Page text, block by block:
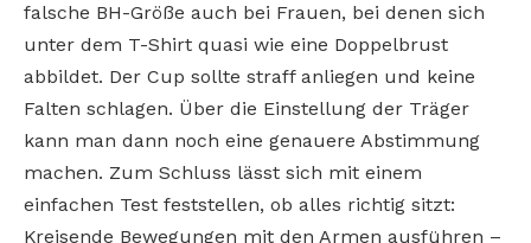
falsche BH-Größe auch bei Frauen, bei denen sich
unter dem T-Shirt quasi wie eine Doppelbrust
abbildet. Der Cup sollte straff anliegen und keine
Falten schlagen. Über die Einstellung der Träger
kann man dann noch eine genauere Abstimmung
machen. Zum Schluss lässt sich mit einem
einfachen Test feststellen, ob alles richtig sitzt:
Kreisende Bewegungen mit den Armen ausführen –